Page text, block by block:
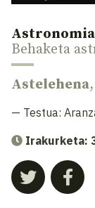
Astronomia
Behaketa
Astelehena
— Testua:
Irakurketa: